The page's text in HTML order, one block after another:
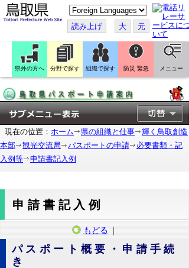
こ
の
ペ
ー
ジ
翻
訳
す
読み上げ 大 元
県外の方へ 分野で探す 組織で探す 防災 緊急 メニュー
現在の位置： ホーム 県の組織と仕事
輝く鳥取創造
本部
観光交流局 パスポートの申請
必要書類・記
入例等
申請書記入例
申請書記入例
もどる ｜
パスポート概要・申請手続
き